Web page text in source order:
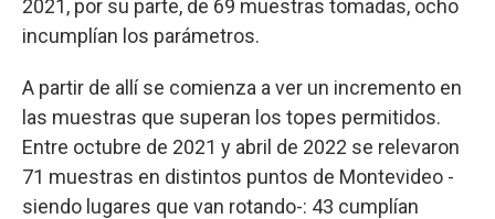
2021, por su parte, de 69 muestras tomadas, ocho
incumplían los parámetros.
A partir de allí se comienza a ver un incremento en
las muestras que superan los topes permitidos.
Entre octubre de 2021 y abril de 2022 se relevaron
71 muestras en distintos puntos de Montevideo -
siendo lugares que van rotando-: 43 cumplían